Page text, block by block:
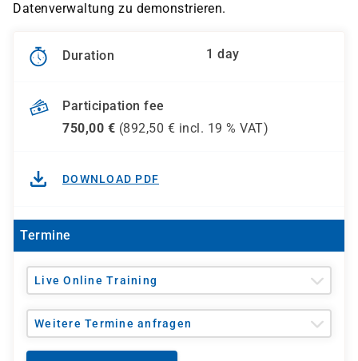
Datenverwaltung zu demonstrieren.
Duration 1 day
Participation fee
750,00 € (892,50 € incl. 19 % VAT)
DOWNLOAD PDF
Termine
Live Online Training
Weitere Termine anfragen